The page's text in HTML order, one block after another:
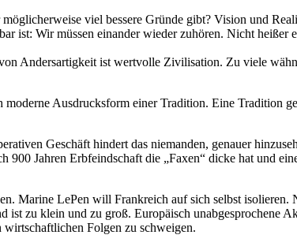
möglicherweise viel bessere Gründe gibt? Vision und
ist: Wir müssen einander wieder zuhören. Nicht
Andersartigkeit ist wertvolle Zivilisation. Zu viele
Ausdrucksform einer Tradition. Eine Tradition
Geschäft hindert das niemanden, genauer
900 Jahren Erbfeindschaft die „Faxen“ dicke hat und
Marine LePen will Frankreich auf sich selbst
zu klein und zu groß. Europäisch unabgesprochene
Folgen zu schweigen.